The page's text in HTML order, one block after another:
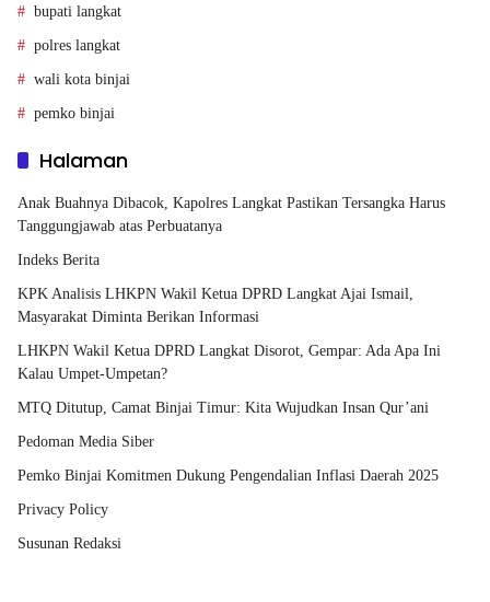
bupati langkat
polres langkat
wali kota binjai
pemko binjai
Halaman
Anak Buahnya Dibacok, Kapolres Langkat Pastikan Tersangka Harus
Tanggungjawab atas Perbuatanya
Indeks Berita
KPK Analisis LHKPN Wakil Ketua DPRD Langkat Ajai Ismail,
Masyarakat Diminta Berikan Informasi
LHKPN Wakil Ketua DPRD Langkat Disorot, Gempar: Ada Apa Ini
Kalau Umpet-Umpetan?
MTQ Ditutup, Camat Binjai Timur: Kita Wujudkan Insan Qur’ani
Pedoman Media Siber
Pemko Binjai Komitmen Dukung Pengendalian Inflasi Daerah 2025
Privacy Policy
Susunan Redaksi